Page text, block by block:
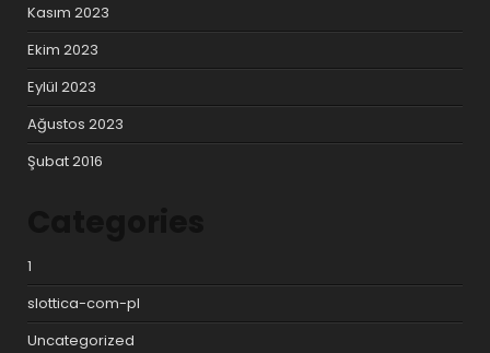
Kasım 2023
Ekim 2023
Eylül 2023
Ağustos 2023
Şubat 2016
1
slottica-com-pl
Uncategorized